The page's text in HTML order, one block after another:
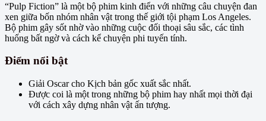
“Pulp Fiction” là một bộ phim kinh điển với những câu chuyện đan
xen giữa bốn nhóm nhân vật trong thế giới tội phạm Los Angeles.
Bộ phim gây sốt nhờ vào những cuộc đối thoại sâu sắc, các tình
huống bất ngờ và cách kể chuyện phi tuyến tính.
Điểm nổi bật
Giải Oscar cho Kịch bản gốc xuất sắc nhất.
Được coi là một trong những bộ phim hay nhất mọi thời đại
với cách xây dựng nhân vật ấn tượng.